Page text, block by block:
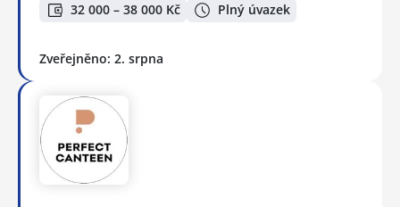
32 000 – 38 000 Kč Plný úvazek
Zveřejněno: 2. srpna